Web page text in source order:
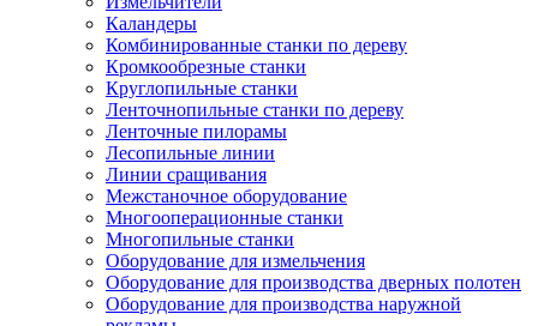
Каландеры
Комбинированные станки по дереву
Кромкообрезные станки
Круглопильные станки
Ленточнопильные станки по дереву
Ленточные пилорамы
Лесопильные линии
Линии сращивания
Межстаночное оборудование
Многооперационные станки
Многопильные станки
Оборудование для измельчения
Оборудование для производства дверных полотен
Оборудование для производства наружной